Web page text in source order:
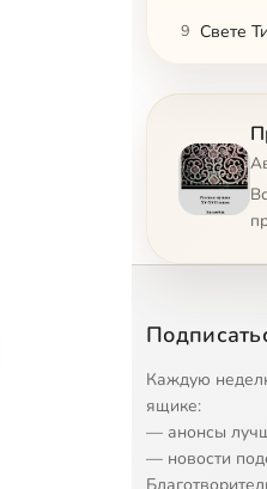
9 Свете
12
15
16 Испола
17
Каждую
ящике:
— анонсы
— новости